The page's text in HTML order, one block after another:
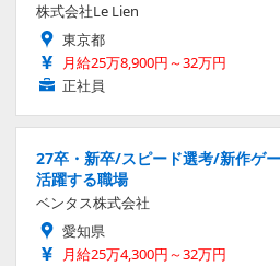
株式会社Le Lien
東京都
月給25万8,900円～32万円
正社員
27卒・新卒/スピード選考/新作ゲ
活躍する職場
ベンタス株式会社
愛知県
月給25万4,300円～32万円